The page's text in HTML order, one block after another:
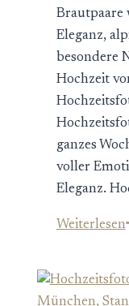
Brautpaare
Eleganz,
besondere
Hochzeit
ganzes
voller
Eleganz.
Weiterlesen